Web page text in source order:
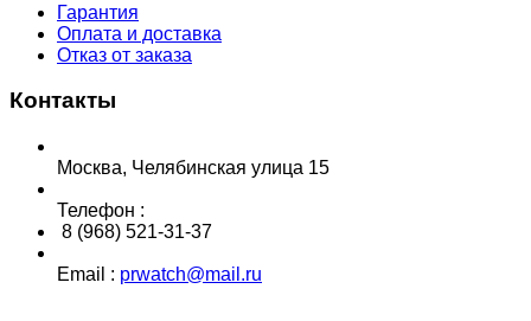
Гарантия
Оплата и доставка
Отказ от заказа
Контакты
Москва, Челябинская улица 15
Телефон :
8 (968) 521-31-37
Email : prwatch@mail.ru